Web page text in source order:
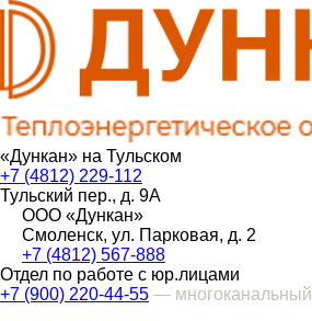
«Дункан» на Тульском
+7 (4812) 229-112
Тульский пер., д. 9А
ООО «Дункан»
Смоленск, ул. Парковая, д. 2
+7 (4812) 567-888
Отдел по работе с юр.лицами
+7 (900) 220-44-55 — многоканальный